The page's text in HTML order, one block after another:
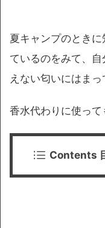
夏キャンプのとき
ているのをみて、
えない匂いにはまっ
香水代わりに使って
Contents